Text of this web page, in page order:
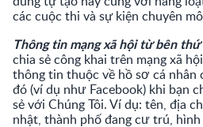
các cuộc thi và sự kiện chuyên
Thông tin mạng xã hội từ bên thứ
chia sẻ công khai trên mạng xã
thông tin thuộc về hồ sơ cá nhân
đó (ví dụ như Facebook) khi bạn
sẻ với Chúng Tôi. Ví dụ: tên, địa
nhật, thành phố đang cư trú,